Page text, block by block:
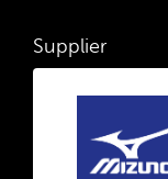
Supplier